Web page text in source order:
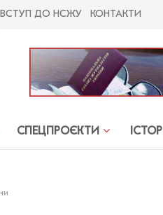
ВСТУП ДО НСЖУ КОНТАКТИ
СПЕЦПРОЄКТИ ІСТОРІЇ